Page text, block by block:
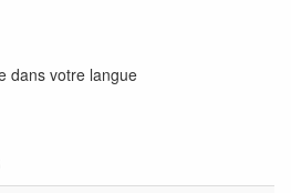
dans votre langue